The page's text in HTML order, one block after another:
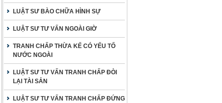
LUẬT SƯ BÀO CHỮA HÌNH SỰ
LUẬT SƯ TƯ VẤN NGOÀI GIỜ
TRANH CHẤP THỪA KẾ CÓ YẾU TỐ
NƯỚC NGOÀI
LUẬT SƯ TƯ VẤN TRANH CHẤP ĐÒI
LẠI TÀI SẢN
LUẬT SƯ TƯ VẤN TRANH CHẤP ĐỨNG